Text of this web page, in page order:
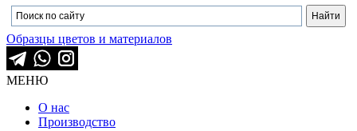
Образцы цветов и материалов
МЕНЮ
О нас
Производство